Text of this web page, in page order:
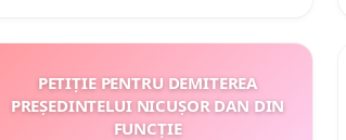
PETIȚIE PENTRU DEMITEREA
PREȘEDINTELUI NICUȘOR DAN DIN
FUNCȚIE